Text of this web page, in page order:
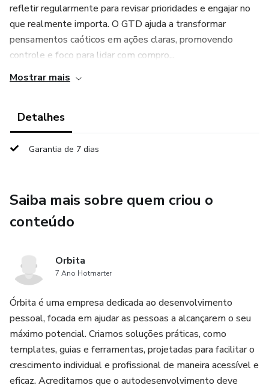
refletir regularmente para revisar prioridades e engajar no
que realmente importa. O GTD ajuda a transformar
pensamentos caóticos em ações claras, promovendo
controle e foco para lidar com compro...
Mostrar mais
Detalhes
Garantia de 7 dias
Saiba mais sobre quem criou o
conteúdo
Orbita
7 Ano Hotmarter
Órbita é uma empresa dedicada ao desenvolvimento
pessoal, focada em ajudar as pessoas a alcançarem o seu
máximo potencial. Criamos soluções práticas, como
templates, guias e ferramentas, projetadas para facilitar o
crescimento individual e profissional de maneira acessível e
eficaz. Acreditamos que o autodesenvolvimento deve